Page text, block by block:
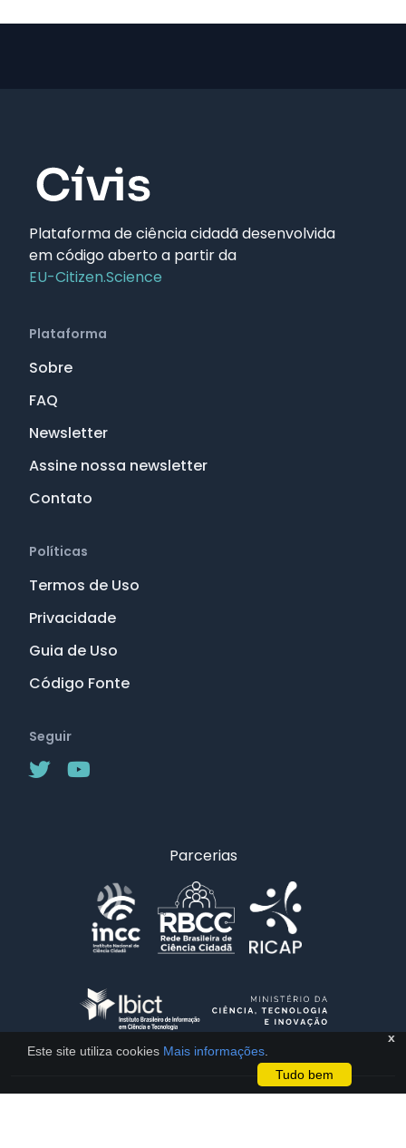
x
Este site utiliza cookies Mais informações
Tudo bem
Plataforma de ciência cidadã desenvolvida
em código aberto a partir da
EU-Citizen.Science
Plataforma
Sobre
FAQ
Newsletter
Assine nossa newsletter
Contato
Políticas
Termos de Uso
Privacidade
Guia de Uso
Código Fonte
Seguir
Parcerias